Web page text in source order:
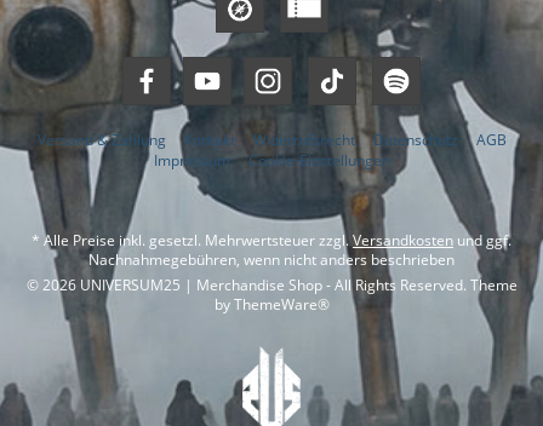
Versand & Zahlung Kontakt Widerrufsrecht Datenschutz
AGB
Impressum
Cookie-Einstellungen
* Alle Preise inkl. gesetzl. Mehrwertsteuer zzgl.Versandkosten und ggf.
Nachnahmegebühren, wenn nicht anders beschrieben
© 2026 UNIVERSUM25 | Merchandise Shop - All Rights Reserved. Theme
byThemeWare®